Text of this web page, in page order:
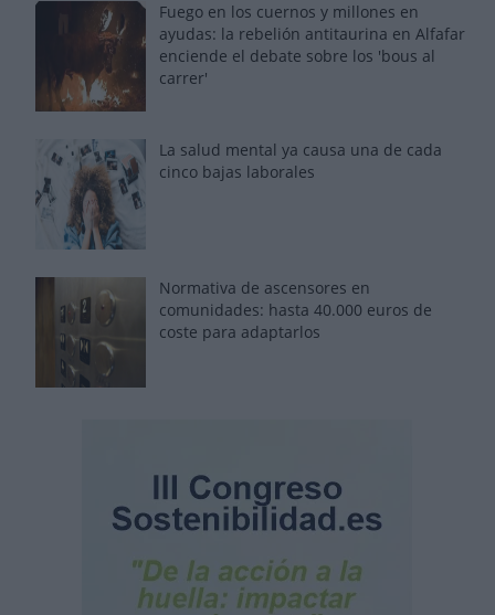
Fuego en los cuernos y millones en
ayudas: la rebelión antitaurina en Alfafar
enciende el debate sobre los 'bous al
carrer'
La salud mental ya causa una de cada
cinco bajas laborales
Normativa de ascensores en
comunidades: hasta 40.000 euros de
coste para adaptarlos